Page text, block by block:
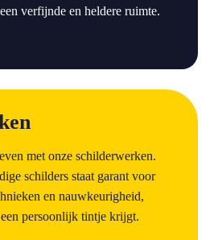
verfijnde en heldere ruimte.
met onze schilderwerken.
schilders staat garant voor
en nauwkeurigheid,
persoonlijk tintje krijgt.